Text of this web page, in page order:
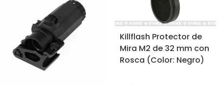
Killflash Protector de
Mira M2 de 32 mm con
Rosca (Color: Negro)